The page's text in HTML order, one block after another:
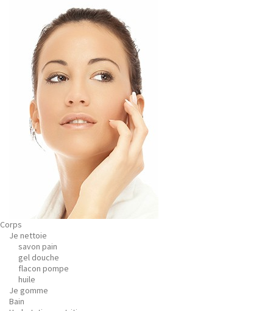
Corps
Je nettoie
savon pain
gel douche
flacon pompe
huile
Je gomme
Bain